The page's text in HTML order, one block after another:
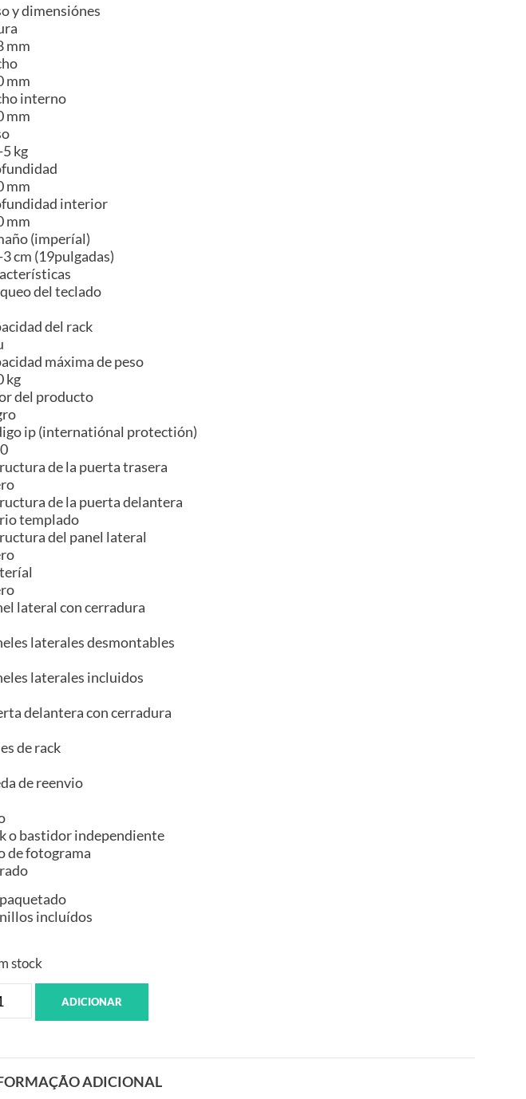
y dimensiónes
mm
mm
interno
mm
kg
mm
interior
mm
(imperíal)
cm (19pulgadas)
del teclado
del rack
máxima de peso
kg
del producto
ip (internatiónal protectión)
de la puerta trasera
de la puerta delantera
templado
del panel lateral
lateral con cerradura
laterales desmontables
laterales incluidos
delantera con cerradura
de rack
de reenvio
o bastidor independiente
de fotograma
incluídos
stock
ADICIONAR
ADICIONAL